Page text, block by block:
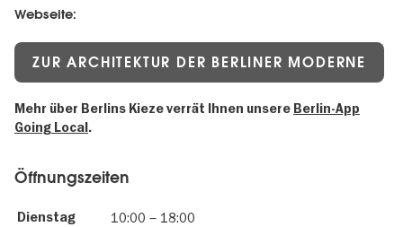
Webseite:
ZUR ARCHITEKTUR DER BERLINER MODERNE
Mehr über Berlins Kieze verrät Ihnen unsere Berlin-App
Going Local .
Öffnungszeiten
Dienstag 10:00 – 18:00